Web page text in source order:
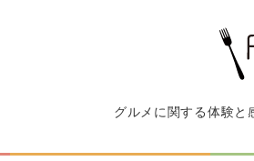
グルメに関する体験と